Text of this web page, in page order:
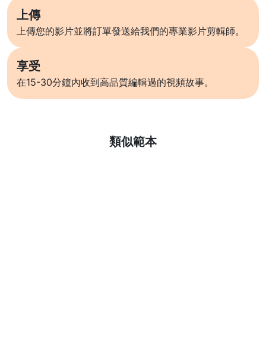
上傳
上傳您的影片並將訂單發送給我們的專業影片剪輯師。
享受
在15-30分鐘內收到高品質編輯過的視頻故事。
類似範本
了解更多